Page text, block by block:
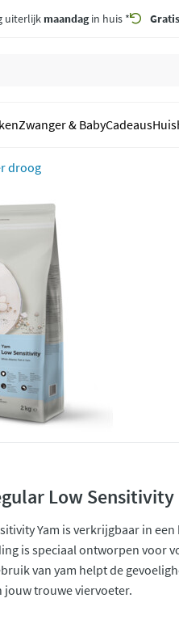
uiterlijk maandagin huis * Gratis
Zwanger & BabyCadeaus
droog
Low Sensitivity
Yam is verkrijgbaar in
is speciaal ontworpen voor
van yam helpt de
jouw trouwe viervoeter.